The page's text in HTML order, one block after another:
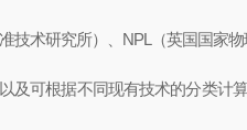
技术研究所）、NPL（英国国家
及可根据不同现有技术的分类